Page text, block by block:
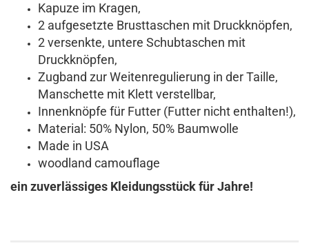
Kapuze im Kragen,
2 aufgesetzte Brusttaschen mit Druckknöpfen,
2 versenkte, untere Schubtaschen mit
Druckknöpfen,
Zugband zur Weitenregulierung in der Taille,
Manschette mit Klett verstellbar,
Innenknöpfe für Futter (Futter nicht enthalten!),
Material: 50% Nylon, 50% Baumwolle
Made in USA
woodland camouflage
ein zuverlässiges Kleidungsstück für Jahre!